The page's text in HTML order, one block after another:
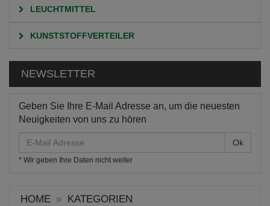
LEUCHTMITTEL
KUNSTSTOFFVERTEILER
NEWSLETTER
Geben Sie Ihre E-Mail Adresse an, um die neuesten
Neuigkeiten von uns zu hören
Mail
Adresse
* Wir geben Ihre Daten nicht weiter
HOME
KATEGORIEN